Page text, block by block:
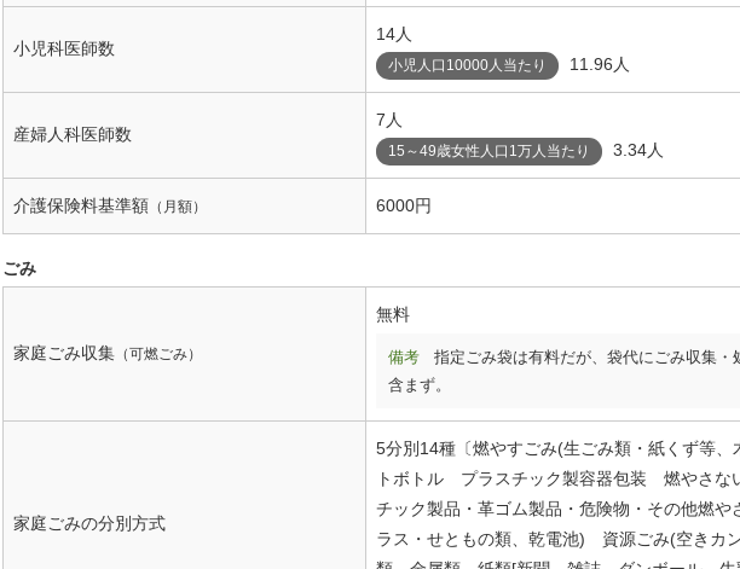
小児科医師数
14人
小児人口10000人当たり 11.96人
産婦人科医師数
7人
15～49歳女性人口1万人当たり 3.34人
介護保険料基準額 （月額） 6000円
ごみ
家庭ごみ収集 （可燃ごみ）
無料
備考
指定ごみ袋は有料だが、袋代にごみ収集・
含まず。
家庭ごみの分別方式
5分別14種〔燃やすごみ(生ごみ類・紙くず等
トボトル プラスチック製容器包装 燃やさな
チック製品・革ゴム製品・危険物・その他燃や
ラス・せともの類、乾電池) 資源ごみ(空きカ